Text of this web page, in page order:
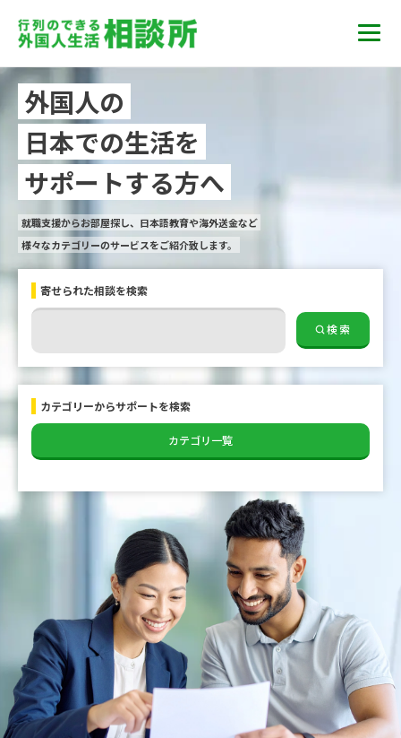
外国人の
日本での生活を
サポートする方へ
就職支援からお部屋探し、日本語教育や海外送金など
様々なカテゴリーのサービスをご紹介致します。
寄せられた相談を検索
検索
カテゴリーからサポートを検索
カテゴリ一覧